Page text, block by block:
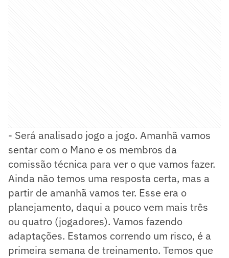
- Será analisado jogo a jogo. Amanhã vamos
sentar com o Mano e os membros da
comissão técnica para ver o que vamos fazer.
Ainda não temos uma resposta certa, mas a
partir de amanhã vamos ter. Esse era o
planejamento, daqui a pouco vem mais três
ou quatro (jogadores). Vamos fazendo
adaptações. Estamos correndo um risco, é a
primeira semana de treinamento. Temos que